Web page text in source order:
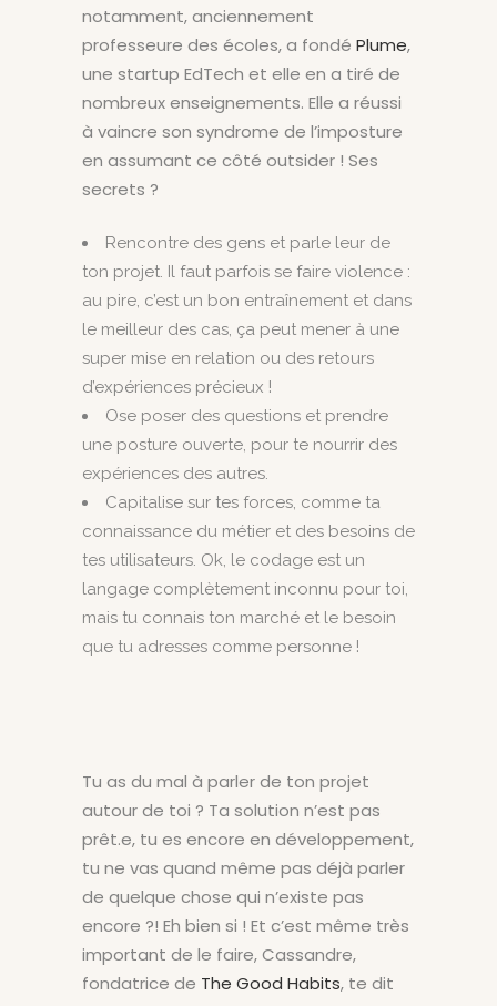
notamment, anciennement
professeure des écoles, a fondé Plume,
une startup EdTech et elle en a tiré de
nombreux enseignements. Elle a réussi
à vaincre son syndrome de l’imposture
en assumant ce côté outsider ! Ses
secrets ?
Rencontre des gens et parle leur de
ton projet. Il faut parfois se faire violence :
au pire, c’est un bon entraînement et dans
le meilleur des cas, ça peut mener à une
super mise en relation ou des retours
d’expériences précieux !
Ose poser des questions et prendre
une posture ouverte, pour te nourrir des
expériences des autres.
Capitalise sur tes forces, comme ta
connaissance du métier et des besoins de
tes utilisateurs. Ok, le codage est un
langage complètement inconnu pour toi,
mais tu connais ton marché et le besoin
que tu adresses comme personne !
Tu as du mal à parler de ton projet
autour de toi ? Ta solution n’est pas
prêt.e, tu es encore en développement,
tu ne vas quand même pas déjà parler
de quelque chose qui n’existe pas
encore ?! Eh bien si ! Et c’est même très
important de le faire, Cassandre,
fondatrice de The Good Habits, te dit